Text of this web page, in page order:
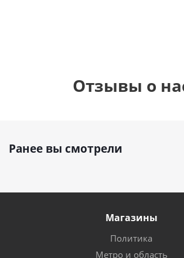
Отзывы о
Ранее вы смотрели
Магазины
Политика
Метро и область